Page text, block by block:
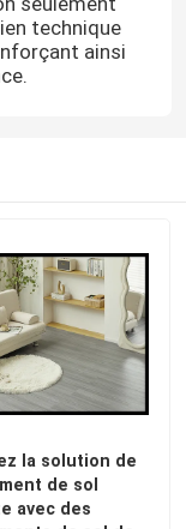
technique
ainsi
la solution de
de sol
avec des